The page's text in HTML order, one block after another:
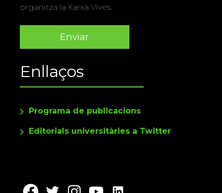
organitza la Xarxa Vives.
Enllaços
Programa de publicacions
Editorials universitàries a Twitter